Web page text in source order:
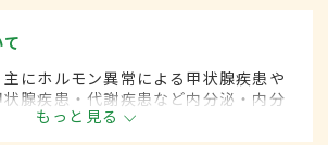
にホルモン異常による甲状腺疾患や
腺疾患・代謝疾患など内分泌・内分
患を専門的に取り扱う内科の一領域で
もっと見る